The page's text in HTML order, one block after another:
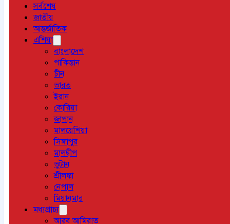
সর্বশেষ
জাতীয়
আন্তর্জাতিক
এশিয়া
বাংলাদেশ
পাকিস্তান
চীন
ভারত
ইরান
কোরিয়া
জাপান
মালয়েশিয়া
সিঙ্গাপুর
মালদ্বীপ
ভুটান
শ্রীলঙ্কা
নেপাল
মিয়ানমার
মধ্যপ্রাচ্য
আরব আমিরাত